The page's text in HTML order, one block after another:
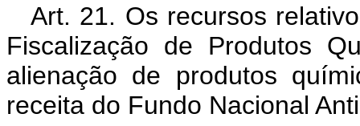
Art. 21. Os recursos
Fiscalização de Produtos
alienação de produtos
receita do Fundo Nacional